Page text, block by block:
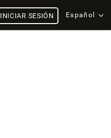
Español
INICIAR SESIÓN